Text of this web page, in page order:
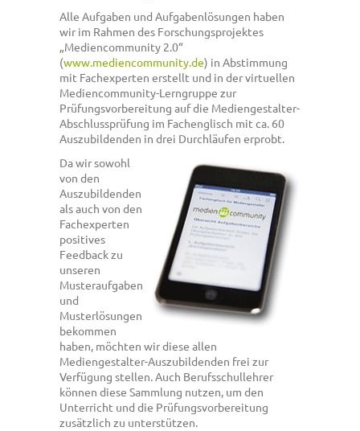
Alle Aufgaben und Aufgabenlösungen haben
wir im Rahmen des Forschungsprojektes
„Mediencommunity 2.0“
(www.mediencommunity.de) in Abstimmung
mit Fachexperten erstellt und in der virtuellen
Mediencommunity-Lerngruppe zur
Prüfungsvorbereitung auf die Mediengestalter-
Abschlussprüfung im Fachenglisch mit ca. 60
Auszubildenden in drei Durchläufen erprobt.
Da wir sowohl
von den
Auszubildenden
als auch von den
Fachexperten
positives
Feedback zu
unseren
Musteraufgaben
und
Musterlösungen
bekommen
haben, möchten wir diese allen
Mediengestalter-Auszubildenden frei zur
Verfügung stellen. Auch Berufsschullehrer
können diese Sammlung nutzen, um den
Unterricht und die Prüfungsvorbereitung
zusätzlich zu unterstützen.